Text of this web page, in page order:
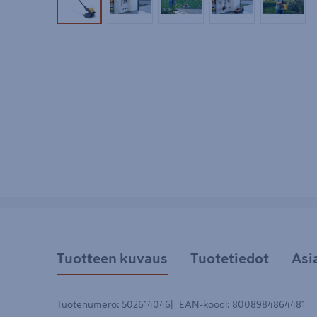
Tuotekuva 1Tuotekuva 2Tuotekuva 3Tuotekuva 4
Tuotteen kuvaus Tuotetiedot
Tuotenumero: 502614046 EAN-koodi: 8008984864481